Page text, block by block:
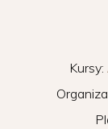
Kursy: